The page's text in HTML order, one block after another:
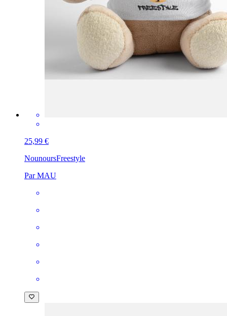
25,99 €
NounoursFreestyle
Par MAU